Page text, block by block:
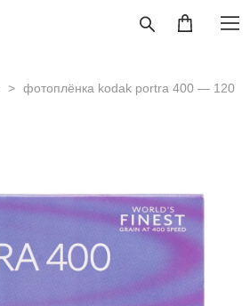
> фотоплёнка kodak portra 400 — 120